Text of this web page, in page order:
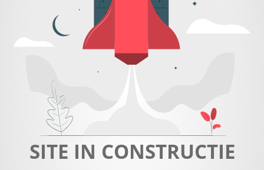
SITE IN CONSTRUCTIE